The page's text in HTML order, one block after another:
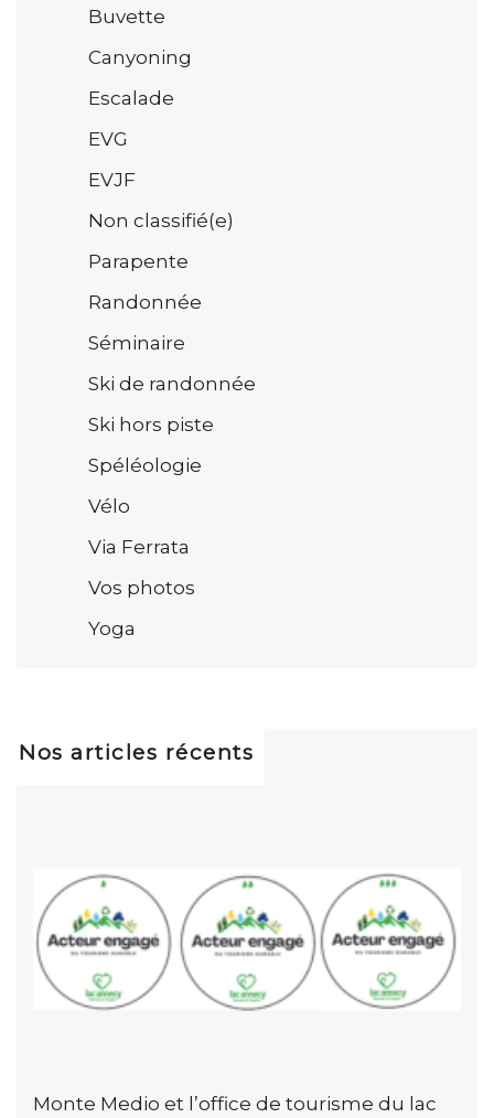
Buvette
Canyoning
Escalade
EVG
EVJF
Non classifié(e)
Parapente
Randonnée
Séminaire
Ski de randonnée
Ski hors piste
Spéléologie
Vélo
Via Ferrata
Vos photos
Yoga
Nos articles récents
Monte Medio et l’office de tourisme du lac